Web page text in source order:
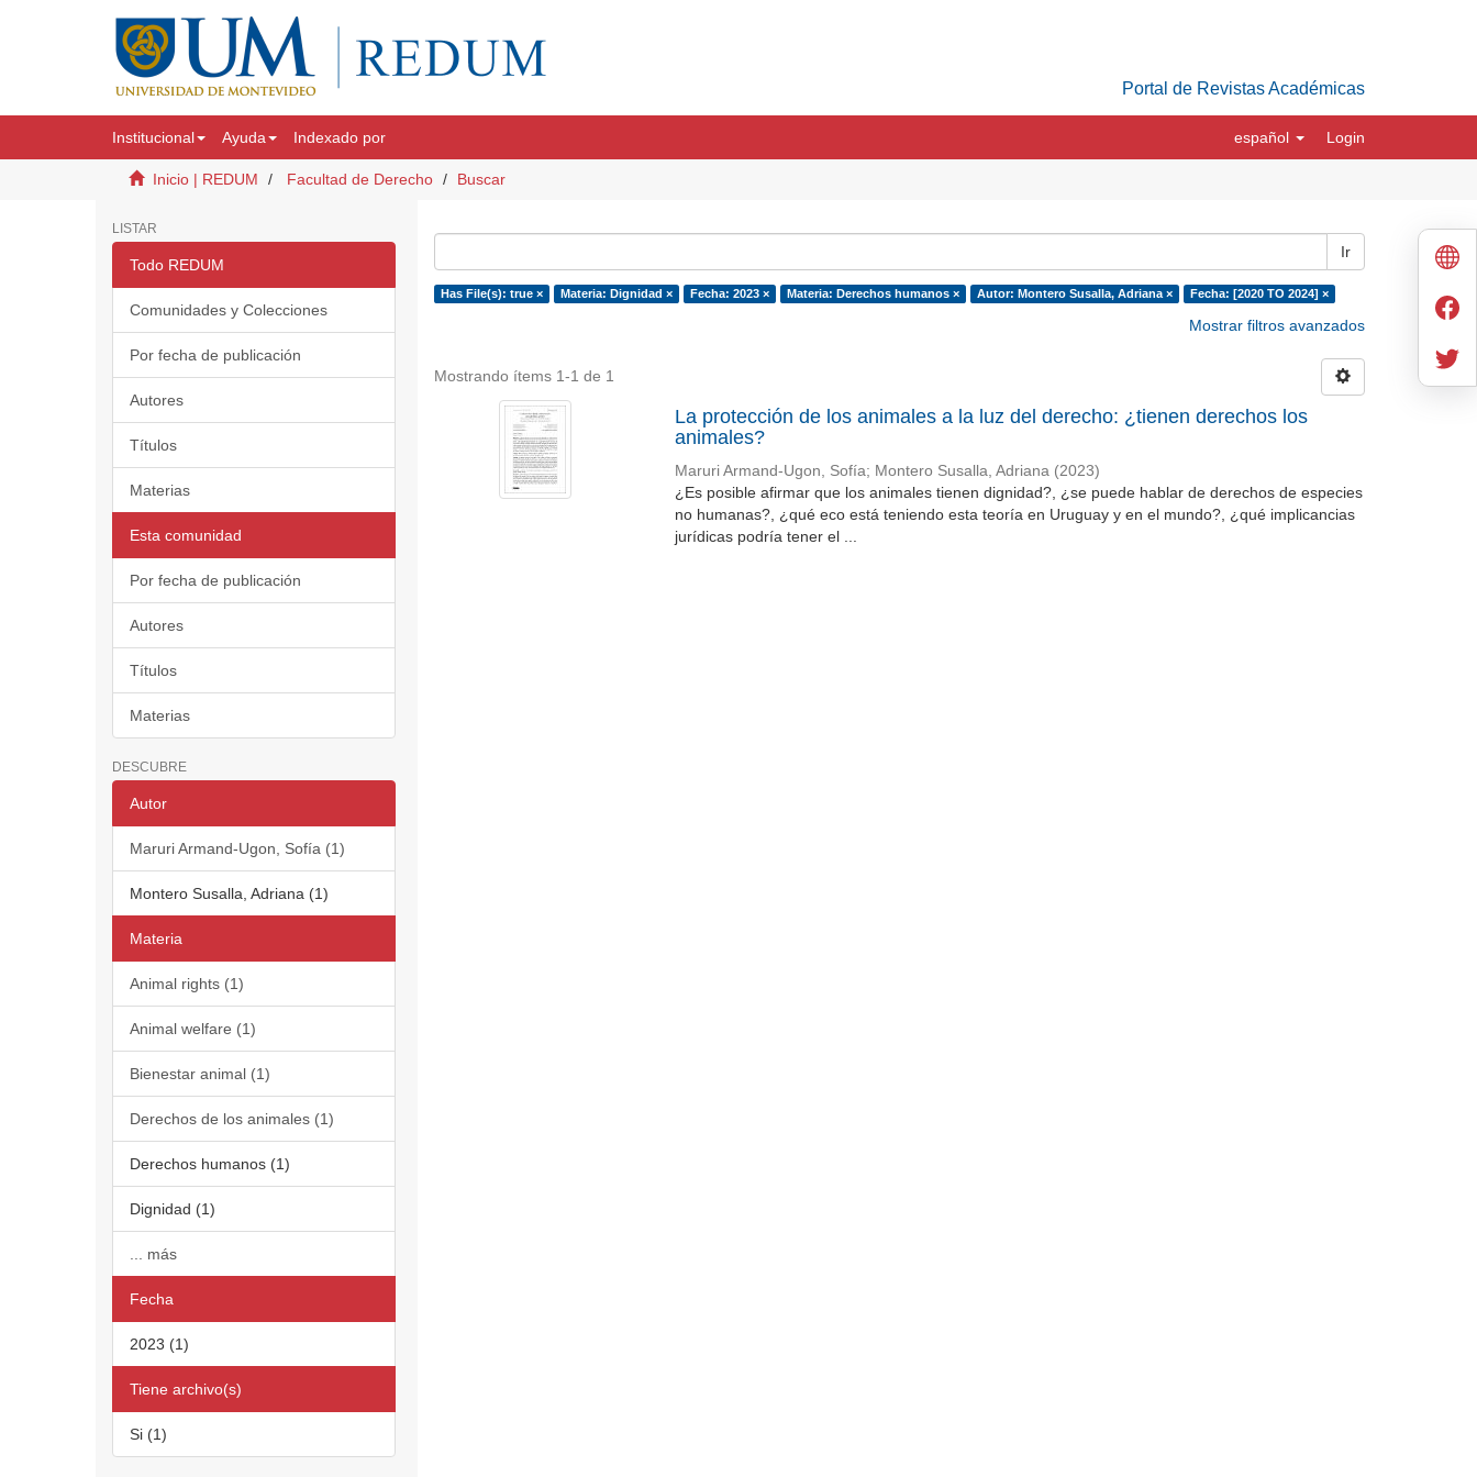
Portal de Revistas Académicas
Institucional Ayuda Indexado por español Login
Inicio | REDUM Facultad de Derecho Buscar
LISTAR
Todo REDUM
Comunidades y Colecciones
Por fecha de publicación
Autores
Títulos
Materias
Esta comunidad
Por fecha de publicación
Autores
Títulos
Materias
DESCUBRE
Autor
Maruri Armand-Ugon, Sofía (1)
Montero Susalla, Adriana (1)
Materia
Animal rights (1)
Animal welfare (1)
Bienestar animal (1)
Derechos de los animales (1)
Derechos humanos (1)
Dignidad (1)
... más
Fecha
2023 (1)
Tiene archivo(s)
Si (1)
Ir
Has File(s): true × Materia: Dignidad × Fecha: 2023 × Materia: Derechos humanos × Autor: Montero Susalla, Adriana × Fecha: [2020 TO 2024] ×
Mostrar filtros avanzados
Mostrando ítems 1-1 de 1
La protección de los animales a la luz del derecho: ¿tienen derechos los
animales?
Maruri Armand-Ugon, Sofía; Montero Susalla, Adriana (2023)
¿Es posible afirmar que los animales tienen dignidad?, ¿se puede hablar de derechos de especies
no humanas?, ¿qué eco está teniendo esta teoría en Uruguay y en el mundo?, ¿qué implicancias
jurídicas podría tener el ...